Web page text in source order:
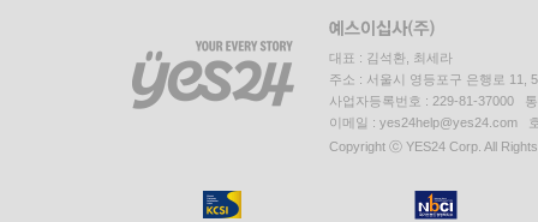
대표 : 김석환, 최세라
주소 : 서울시 영등포구 은행로 11,
사업자등록번호 : 229-81-37000
이메일 : yes24help@yes24.com
Copyright ⓒ YES24 Corp. All